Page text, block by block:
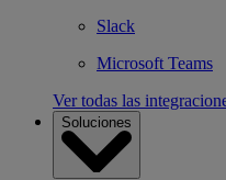
Slack
Microsoft Teams
Ver todas las
Soluciones